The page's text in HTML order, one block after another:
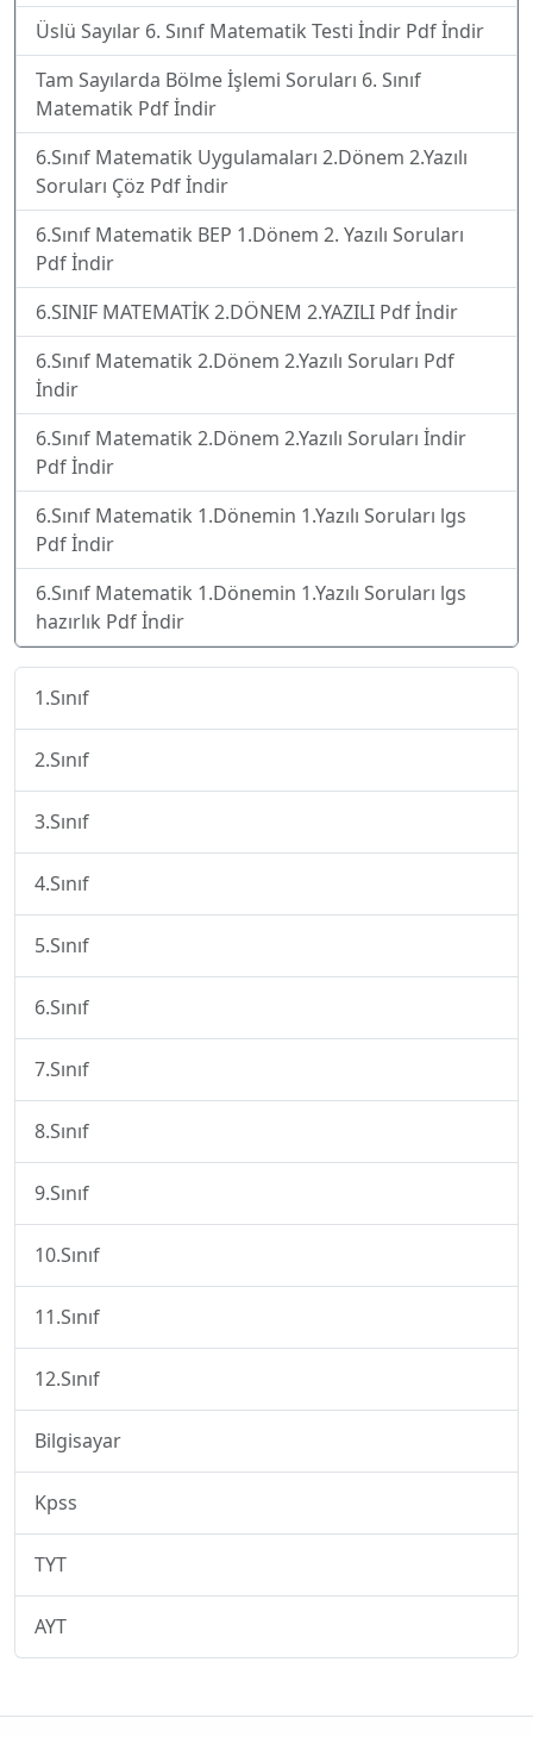
Üslü Sayılar 6. Sınıf Matematik Testi İndir Pdf İndir
Tam Sayılarda Bölme İşlemi Soruları 6. Sınıf
Matematik Pdf İndir
6.Sınıf Matematik Uygulamaları 2.Dönem 2.Yazılı
Soruları Çöz Pdf İndir
6.Sınıf Matematik BEP 1.Dönem 2. Yazılı Soruları
Pdf İndir
6.SINIF MATEMATİK 2.DÖNEM 2.YAZILI Pdf İndir
6.Sınıf Matematik 2.Dönem 2.Yazılı Soruları Pdf
İndir
6.Sınıf Matematik 2.Dönem 2.Yazılı Soruları İndir
Pdf İndir
6.Sınıf Matematik 1.Dönemin 1.Yazılı Soruları lgs
Pdf İndir
6.Sınıf Matematik 1.Dönemin 1.Yazılı Soruları lgs
hazırlık Pdf İndir
1.Sınıf
2.Sınıf
3.Sınıf
4.Sınıf
5.Sınıf
6.Sınıf
7.Sınıf
8.Sınıf
9.Sınıf
10.Sınıf
11.Sınıf
12.Sınıf
Bilgisayar
Kpss
TYT
AYT